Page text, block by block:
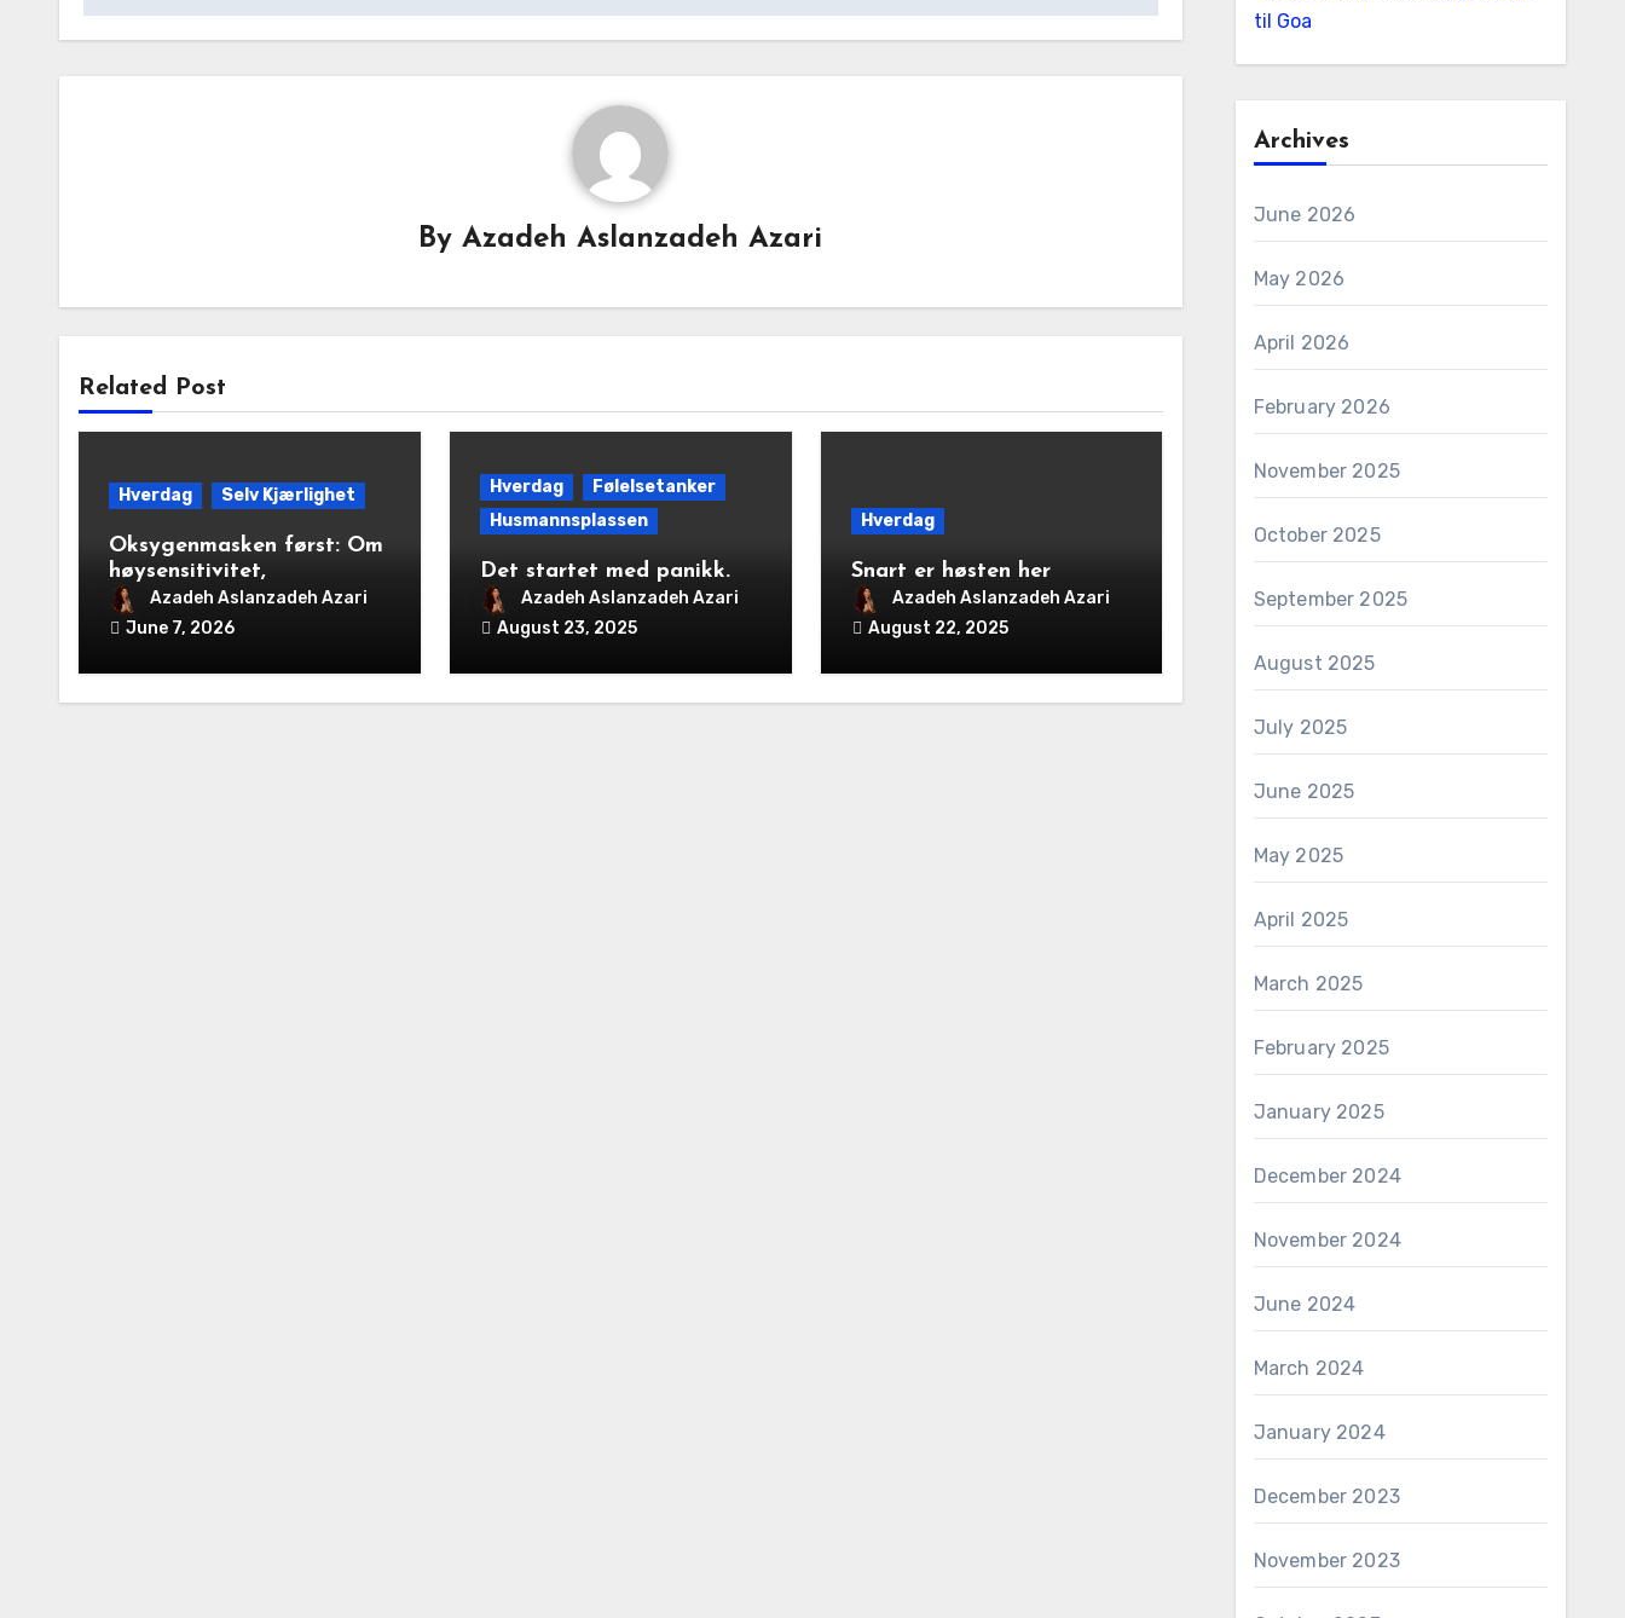
ByAzadeh Aslanzadeh Azari
Related Post
Hverdag Selv Kjærlighet
Oksygenmasken først: Om
høysensitivitet,
generasjonstraumer og
det disiplinerte
Azadeh Aslanzadeh Azari
June 7, 2026
Hverdag
Følelsetanker
Husmannsplassen
Det startet med panikk.
Azadeh Aslanzadeh Azari
August 23, 2025
Hverdag
Snart er høsten her
Azadeh Aslanzadeh Azari
August 22, 2025
til Goa
Archives
June 2026
May 2026
April 2026
February 2026
November 2025
October 2025
September 2025
August 2025
July 2025
June 2025
May 2025
April 2025
March 2025
February 2025
January 2025
December 2024
November 2024
June 2024
March 2024
January 2024
December 2023
November 2023